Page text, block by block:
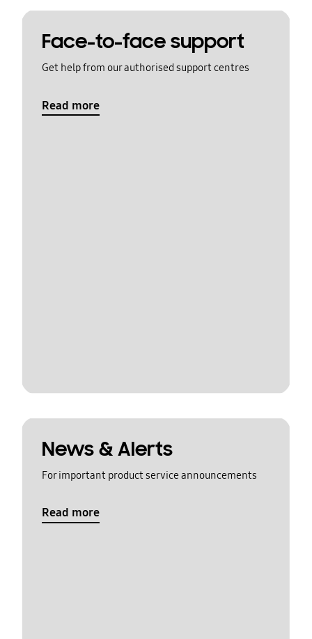
Face-to-face support
Get help from our authorised support centres
Read more
News & Alerts
For important product service announcements
Read more